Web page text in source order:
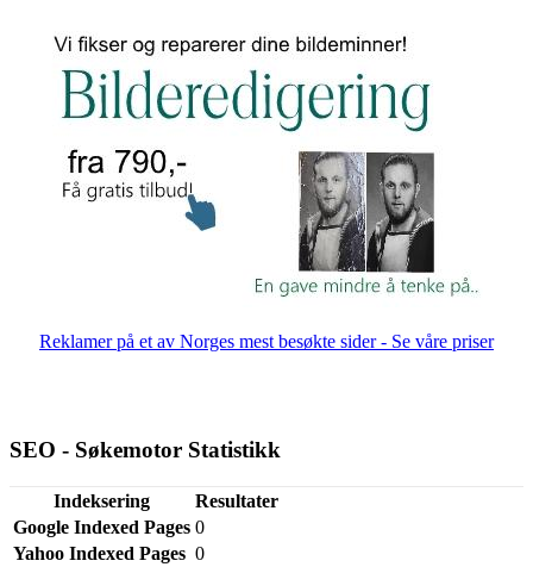
Reklamer på et av Norges mest besøkte sider - Se våre priser
SEO - Søkemotor Statistikk
Indeksering
Resultater
Google Indexed Pages 0
Yahoo Indexed Pages 0